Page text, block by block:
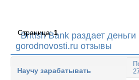
British Bank раздает
gorodnovosti.ru отзывы
Страница:1
Научу зарабатывать